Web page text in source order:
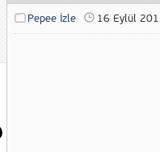
Pepee İzle 16 Eylül